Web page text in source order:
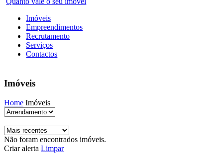
Imóveis
Empreendimentos
Recrutamento
Serviços
Contactos
Imóveis
Home Imóveis
Não foram encontrados imóveis.
Criar alerta Limpar